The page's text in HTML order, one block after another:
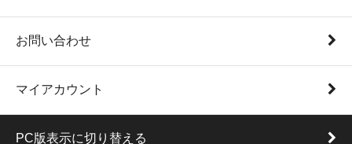
お問い合わせ
マイアカウント
PC版表示に切り替える